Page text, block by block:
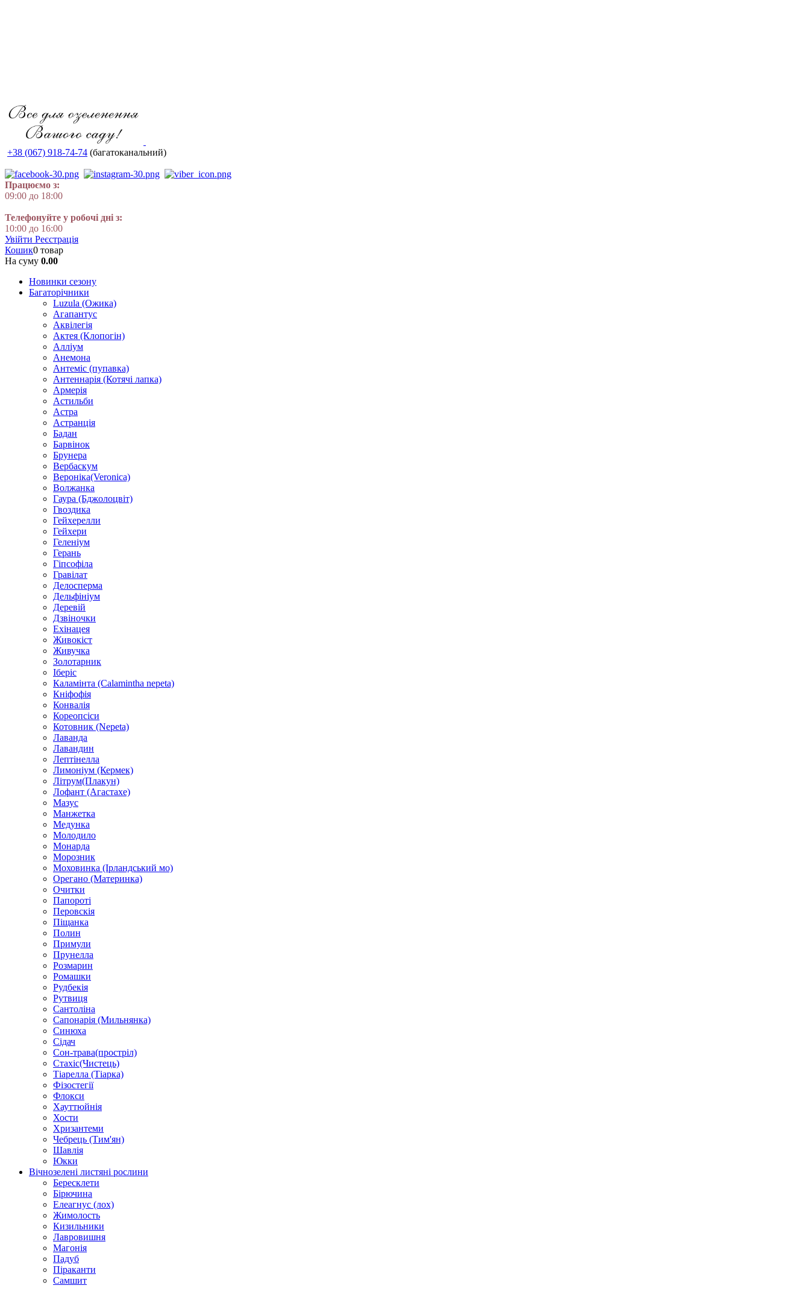
+38 (067) 918-74-74 (багатоканальний)
Працюємо з:
09:00 до 18:00
Телефонуйте у робочі дні з:
10:00 до 16:00
Увійти Реєстрація
Кошик0 товар
На суму 0.00
Новинки сезону
Багаторічники
Luzula (Ожика)
Агапантус
Аквілегія
Актея (Клопогін)
Алліум
Анемона
Антеміс (пупавка)
Антеннарія (Котячі лапка)
Армерія
Астильби
Астра
Астранція
Бадан
Барвінок
Брунера
Вербаскум
Вероніка(Veronica)
Волжанка
Гаура (Бджолоцвіт)
Гвоздика
Гейхерелли
Гейхери
Геленіум
Герань
Гіпсофіла
Гравілат
Делосперма
Дельфініум
Деревій
Дзвіночки
Ехінацея
Живокіст
Живучка
Золотарник
Іберіс
Каламінта (Calamintha nepeta)
Кніфофія
Конвалія
Кореопсіси
Котовник (Nepeta)
Лаванда
Лавандин
Лептінелла
Лимоніум (Кермек)
Літрум(Плакун)
Лофант (Агастахе)
Мазус
Манжетка
Медунка
Молодило
Монарда
Морозник
Моховинка (Ірландський мо)
Орегано (Материнка)
Очитки
Папороті
Перовскія
Піщанка
Полин
Примули
Прунелла
Розмарин
Ромашки
Рудбекія
Рутвиця
Сантоліна
Сапонарія (Мильнянка)
Синюха
Сідач
Сон-трава(простріл)
Стахіс(Чистець)
Тіарелла (Тіарка)
Фізостегії
Флокси
Хауттюйнія
Хости
Хризантеми
Чебрець (Тим'ян)
Шавлія
Юкки
Вічнозелені листяні рослини
Бересклети
Бірючина
Елеагнус (лох)
Жимолость
Кизильники
Лавровишня
Магонія
Падуб
Піраканти
Самшит